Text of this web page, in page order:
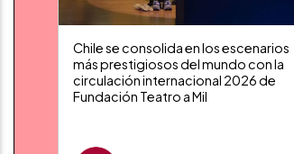
Chile se consolida en los escenarios
más prestigiosos del mundo con la
circulación internacional 2026 de
Fundación Teatro a Mil